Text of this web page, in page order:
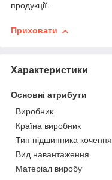
продукції.
Приховати
Характеристики
Основні атрибути
Виробник
Країна виробник
Тип підшипника кочення
Вид навантаження
Матеріал виробу